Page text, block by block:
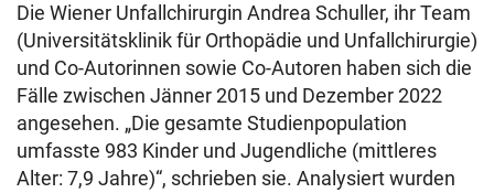
Die Wiener Unfallchirurgin Andrea Schuller, ihr Team
(Universitätsklinik für Orthopädie und Unfallchirurgie)
und Co-Autorinnen sowie Co-Autoren haben sich die
Fälle zwischen Jänner 2015 und Dezember 2022
angesehen. „Die gesamte Studienpopulation
umfasste 983 Kinder und Jugendliche (mittleres
Alter: 7,9 Jahre)“, schrieben sie. Analysiert wurden